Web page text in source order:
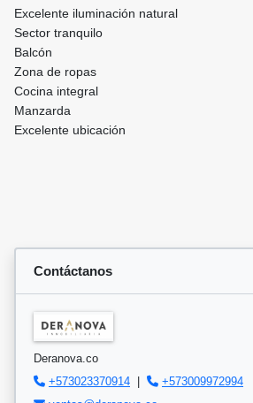
Excelente iluminación natural
Sector tranquilo
Balcón
Zona de ropas
Cocina integral
Manzarda
Excelente ubicación
Contáctanos
Deranova.co
+573023370914 |
+573009972994